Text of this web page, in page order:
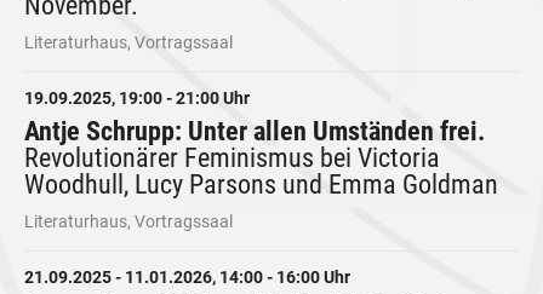
Literaturhaus, Vortragssaal
19.09.2025, 19:00 - 21:00 Uhr
Antje Schrupp: Unter allen Umständen frei.
Revolutionärer Feminismus bei Victoria
Woodhull, Lucy Parsons und Emma Goldman
Literaturhaus, Vortragssaal
21.09.2025 - 11.01.2026, 14:00 - 16:00 Uhr